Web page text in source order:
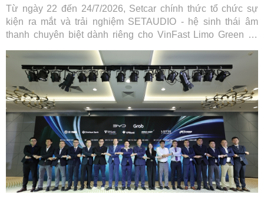
Từ ngày 22 đến 24/7/2026, Setcar chính thức tổ chức sự
kiện ra mắt và trải nghiệm SETAUDIO - hệ sinh thái âm
thanh chuyên biệt dành riêng cho VinFast Limo Green và
cũ đổi mới" tiết kiệm tới 7,2 triệu đồng.